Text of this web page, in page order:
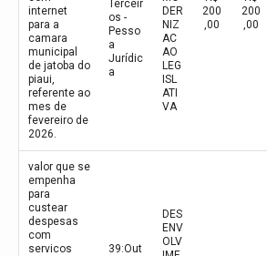
internet
para a
camara
municipal
de jatoba do
piaui,
referente ao
mes de
fevereiro de
2026.
Terceir
os -
Pesso
a
Jurídic
a
DER
NIZ
AC
AO
LEG
ISL
ATI
VA
200
,00
200
,00
valor que se
empenha
para
custear
despesas
com
servicos
39:Out
DES
ENV
OLV